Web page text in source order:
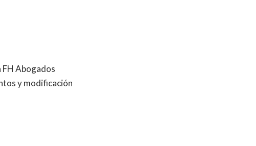
FH Abogados
y modificación